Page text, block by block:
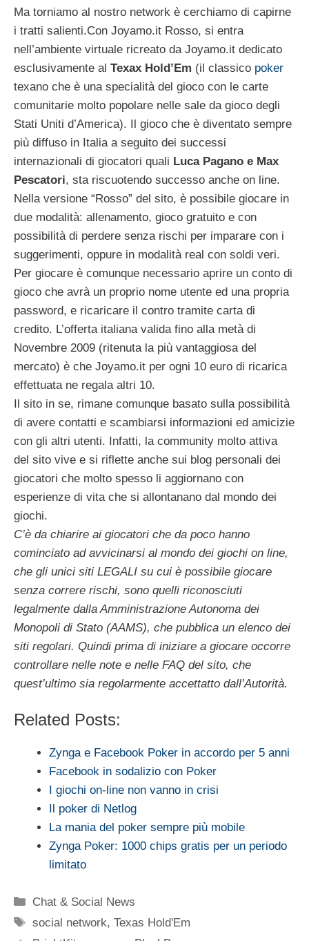
Ma torniamo al nostro network è cerchiamo di capirne
i tratti salienti.Con Joyamo.it Rosso, si entra
nell’ambiente virtuale ricreato da Joyamo.it dedicato
esclusivamente al Texax Hold’Em (il classico poker
texano che è una specialità del gioco con le carte
comunitarie molto popolare nelle sale da gioco degli
Stati Uniti d’America). Il gioco che è diventato sempre
più diffuso in Italia a seguito dei successi
internazionali di giocatori quali Luca Pagano e Max
Pescatori, sta riscuotendo successo anche on line.
Nella versione “Rosso” del sito, è possibile giocare in
due modalità: allenamento, gioco gratuito e con
possibilità di perdere senza rischi per imparare con i
suggerimenti, oppure in modalità real con soldi veri.
Per giocare è comunque necessario aprire un conto di
gioco che avrà un proprio nome utente ed una propria
password, e ricaricare il contro tramite carta di
credito. L’offerta italiana valida fino alla metà di
Novembre 2009 (ritenuta la più vantaggiosa del
mercato) è che Joyamo.it per ogni 10 euro di ricarica
effettuata ne regala altri 10.
Il sito in se, rimane comunque basato sulla possibilità
di avere contatti e scambiarsi informazioni ed amicizie
con gli altri utenti. Infatti, la community molto attiva
del sito vive e si riflette anche sui blog personali dei
giocatori che molto spesso li aggiornano con
esperienze di vita che si allontanano dal mondo dei
giochi.
C’è da chiarire ai giocatori che da poco hanno
cominciato ad avvicinarsi al mondo dei giochi on line,
che gli unici siti LEGALI su cui è possibile giocare
senza correre rischi, sono quelli riconosciuti
legalmente dalla Amministrazione Autonoma dei
Monopoli di Stato (AAMS), che pubblica un elenco dei
siti regolari. Quindi prima di iniziare a giocare occorre
controllare nelle note e nelle FAQ del sito, che
quest’ultimo sia regolarmente accettatto dall’Autorità.
Related Posts:
Zynga e Facebook Poker in accordo per 5 anni
Facebook in sodalizio con Poker
I giochi on-line non vanno in crisi
Il poker di Netlog
La mania del poker sempre più mobile
Zynga Poker: 1000 chips gratis per un periodo
limitato
Categorie
Chat & Social News
Tag
social network,Texas Hold'Em